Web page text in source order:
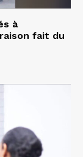
à
fait du